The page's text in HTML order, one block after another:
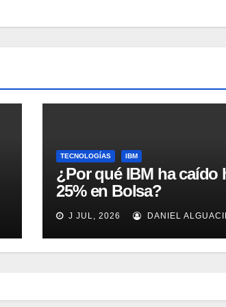
TECNOLOGÍAS IBM
¿Por qué IBM ha caído
25% en Bolsa?
J JUL, 2026 DANIEL ALGUACIL